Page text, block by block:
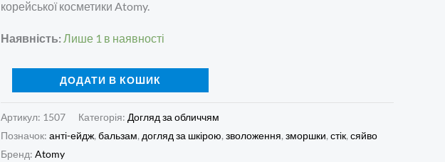
корейської косметики Atomy.
Наявність: Лише 1 в наявності
ДОДАТИ В КОШИК
Артикул: 1507 Категорія: Догляд за обличчям
Позначок: анті-ейдж, бальзам, догляд за шкірою, зволоження, зморшки, стік, сяйво
Бренд: Atomy